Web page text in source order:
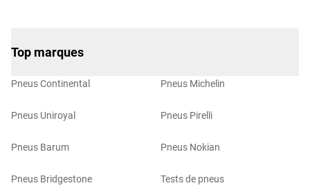
Top marques
Pneus Continental
Pneus Uniroyal
Pneus Barum
Pneus Bridgestone
Pneus Michelin
Pneus Pirelli
Pneus Nokian
Tests de pneus